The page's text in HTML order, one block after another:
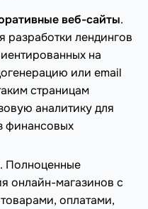
веб-сайты.
разработки лендингов
на
или email
страницам
аналитику для
финансовых
. Полноценные
онлайн-магазинов с
оплатами,